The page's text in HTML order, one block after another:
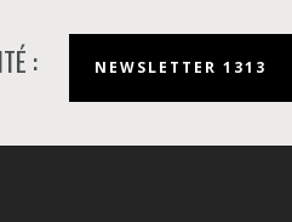
: NEWSLETTER 1313